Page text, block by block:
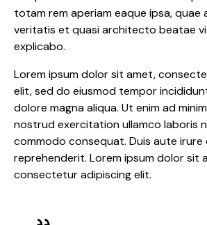
totam rem aperiam eaque ipsa, quae
veritatis et quasi architecto beatae
explicabo.
Lorem ipsum dolor sit amet,
elit, sed do eiusmod tempor
dolore magna aliqua. Ut enim ad
nostrud exercitation ullamco laboris
commodo consequat. Duis aute irure
reprehenderit. Lorem ipsum dolor sit
consectetur adipiscing elit.